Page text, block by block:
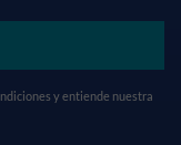
y entiende nuestra